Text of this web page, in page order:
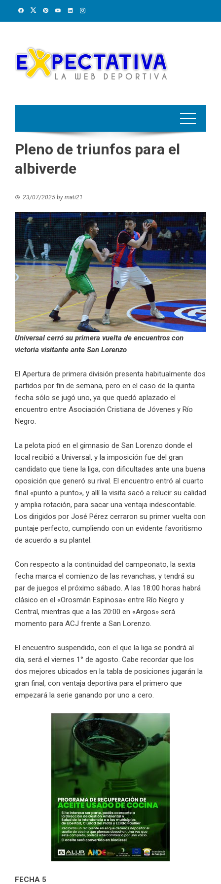
Pleno de triunfos para el
albiverde
23/07/2025 by mati21
Universal cerró su primera vuelta de encuentros con
victoria visitante ante San Lorenzo
El Apertura de primera división presenta habitualmente dos
partidos por fin de semana, pero en el caso de la quinta
fecha sólo se jugó uno, ya que quedó aplazado el
encuentro entre Asociación Cristiana de Jóvenes y Río
Negro.
La pelota picó en el gimnasio de San Lorenzo donde el
local recibió a Universal, y la imposición fue del gran
candidato que tiene la liga, con dificultades ante una buena
oposición que generó su rival. El encuentro entró al cuarto
final «punto a punto», y allí la visita sacó a relucir su calidad
y amplia rotación, para sacar una ventaja indescontable.
Los dirigidos por José Pérez cerraron su primer vuelta con
puntaje perfecto, cumpliendo con un evidente favoritismo
de acuerdo a su plantel.
Con respecto a la continuidad del campeonato, la sexta
fecha marca el comienzo de las revanchas, y tendrá su
par de juegos el próximo sábado. A las 18:00 horas habrá
clásico en el «Orosmán Espinosa» entre Río Negro y
Central, mientras que a las 20:00 en «Argos» será
momento para ACJ frente a San Lorenzo.
El encuentro suspendido, con el que la liga se pondrá al
día, será el viernes 1° de agosto. Cabe recordar que los
dos mejores ubicados en la tabla de posiciones jugarán la
gran final, con ventaja deportiva para el primero que
empezará la serie ganando por uno a cero.
FECHA 5